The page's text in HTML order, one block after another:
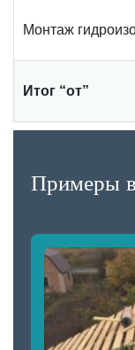
Монтаж
Итог “от”
Примеры